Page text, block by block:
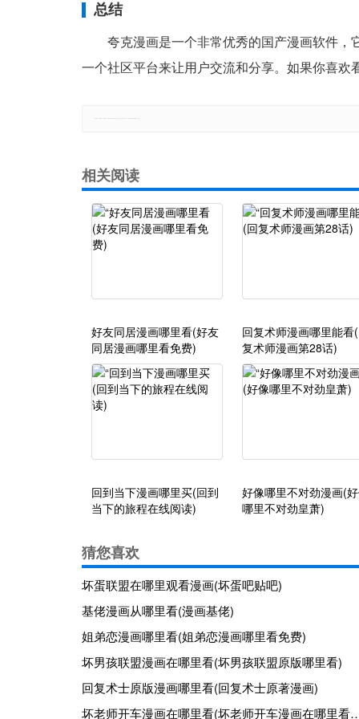
总结
夸克漫画是一个非常优秀的国产漫画软件，
一个社区平台来让用户交流和分享。如果你喜欢
相关阅读
好友同居漫画哪里看(好友
同居漫画哪里看免费)
回复术师漫画哪里能看
复术师漫画第28话)
回到当下漫画哪里买(回到
当下的旅程在线阅读)
好像哪里不对劲漫画(
哪里不对劲皇萧)
猜您喜欢
坏蛋联盟在哪里观看漫画(坏蛋吧贴吧)
基佬漫画从哪里看(漫画基佬)
姐弟恋漫画哪里看(姐弟恋漫画哪里看免费)
坏男孩联盟漫画在哪里看(坏男孩联盟原版哪里看)
回复术士原版漫画哪里看(回复术士原著漫画)
坏老师开车漫画在哪里看(